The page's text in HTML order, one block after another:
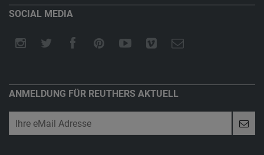
SOCIAL MEDIA
ANMELDUNG FÜR REUTHERS AKTUELL